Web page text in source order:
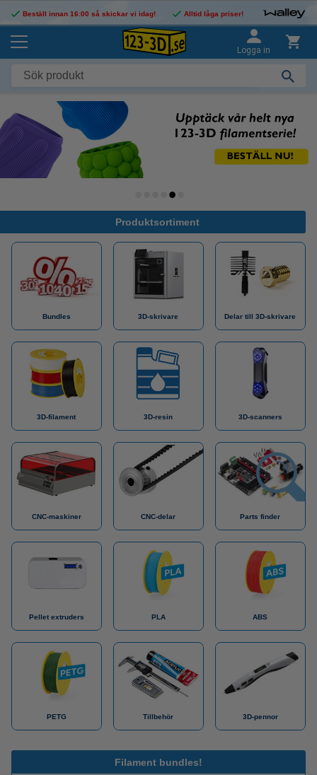
Beställ innan 16:00 så skickar vi idag! Alltid låga priser!
Logga in
Produktsortiment
Bundles 3D-skrivare Delar till 3D-skrivare
3D-filament 3D-resin 3D-scanners
CNC-maskiner CNC-delar Parts finder
Pellet extruders PLA ABS
PETG Tillbehör 3D-pennor
Filament bundles!